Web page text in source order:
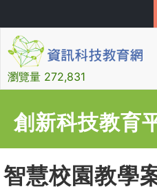
瀏覽量 272,831
創新科技教育
智慧校園教學